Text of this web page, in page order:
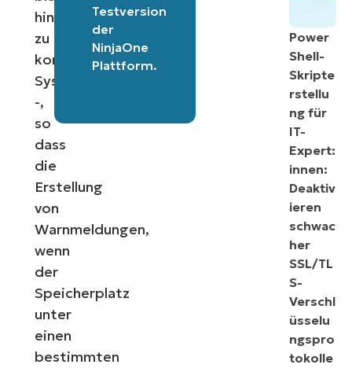
hin
zu
kompletten
Systemabstürzen
-,
so
dass
die
Erstellung
von
Warnmeldungen,
wenn
der
Speicherplatz
unter
einen
bestimmten
Testversion
der
NinjaOne
Plattform.
Power
Shell-
Skripte
rstellu
ng für
IT-
Expert:
innen:
Deaktiv
ieren
schwac
her
SSL/TL
S-
Verschl
üsselu
ngspro
tokolle